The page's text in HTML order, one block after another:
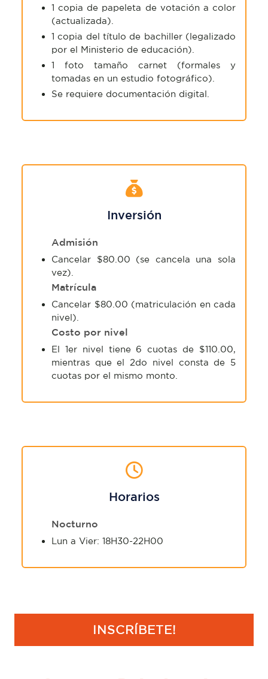
1 copia de papeleta de votación a color
(actualizada).
1 copia del título de bachiller (legalizado
por el Ministerio de educación).
1 foto tamaño carnet (formales y
tomadas en un estudio fotográfico).
Se requiere documentación digital.
Inversión
Admisión
Cancelar $80.00 (se cancela una sola
vez).
Matrícula
Cancelar $80.00 (matriculación en cada
nivel).
Costo por nivel
El 1er nivel tiene 6 cuotas de $110.00,
mientras que el 2do nivel consta de 5
cuotas por el mismo monto.
Horarios
Nocturno
Lun a Vier: 18H30-22H00
INSCRÍBETE!